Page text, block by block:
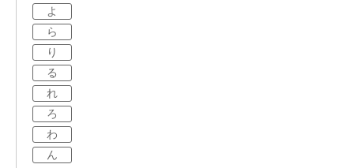
よ
ら
り
る
れ
ろ
わ
ん